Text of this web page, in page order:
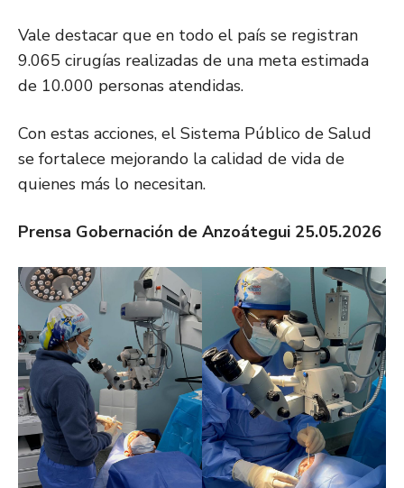
Vale destacar que en todo el país se registran
9.065 cirugías realizadas de una meta estimada
de 10.000 personas atendidas.
Con estas acciones, el Sistema Público de Salud
se fortalece mejorando la calidad de vida de
quienes más lo necesitan.
Prensa Gobernación de Anzoátegui 25.05.2026